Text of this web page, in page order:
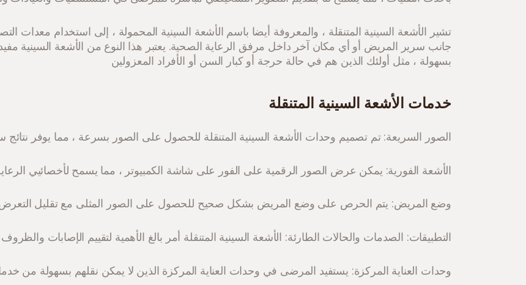
تشير الأشعة السينية المتنقلة ، والمعروفة أيضا باسم الأشعة السينية المحمولة ، إلى استخدام معدات
جانب سرير المريض أو أي مكان آخر داخل مرفق الرعاية الصحية. يعتبر هذا النوع من الأشعة السينية
بسهولة ، مثل أولئك الذين هم في حالة حرجة أو كبار السن أو الأفراد المعزولين
خدمات الأشعة السينية المتنقلة
الصور السريعة: تم تصميم وحدات الأشعة السينية المتنقلة للحصول على الصور بسرعة ، مما يوفر نتائج
الأشعة الفورية: يمكن عرض الصور الرقمية على الفور على شاشة الكمبيوتر ، مما يسمح لأخصائيي
وضع المريض: يتم الحرص على وضع المريض بشكل صحيح للحصول على الصور المثلى مع تقليل التعرض
التطبيقات: الصدمات والحالات الطارئة: الأشعة السينية المتنقلة أمر بالغ الأهمية لتقييم الإصابات
وحدات العناية المركزة: يستفيد المرضى في وحدات العناية المركزة الذين لا يمكن نقلهم بسهولة من